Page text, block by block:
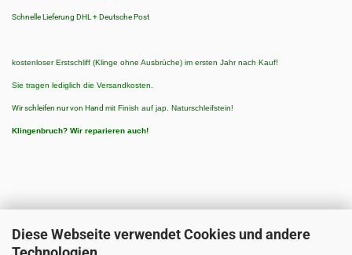
Diese Webseite verwendet Cookies und andere
Schnelle Lieferung DHL + Deutsche Post
kostenloser Erstschliff (Klinge ohne Ausbrüche) im ersten Jahr nach Kauf!
Sie tragen lediglich die Versandkosten.
Wir schleifen nur von Hand mit Finish auf jap. Naturschleifstein!
Klingenbruch? Wir reparieren auch!
ZAHLUNGSARTEN